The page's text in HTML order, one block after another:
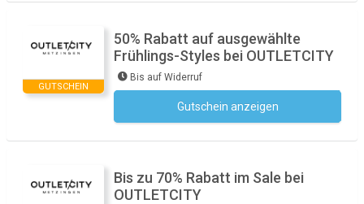
GUTSCHEIN
50% Rabatt auf ausgewählte
Frühlings-Styles bei OUTLETCITY
Bis auf Widerruf
Gutschein anzeigen
Bis zu 70% Rabatt im Sale bei
OUTLETCITY